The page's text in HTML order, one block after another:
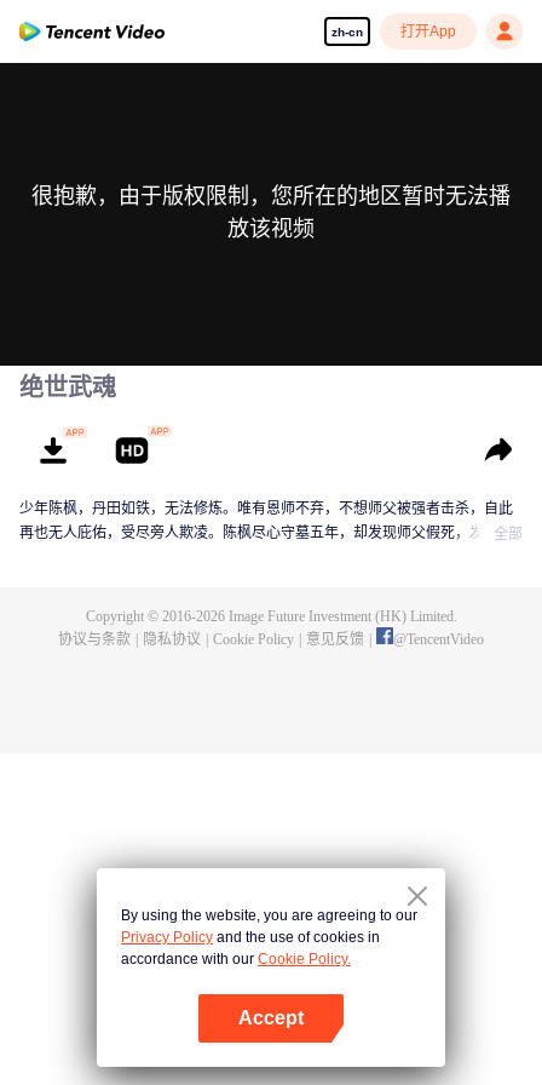
zh-cn 打开App
很抱歉，由于版权限制，您所在的地区暂时无法播
放该视频
绝世武魂
少年陈枫，丹田如铁，无法修炼。唯有恩师不弃，不想师父被强者击杀，自此
再也无人庇佑，受尽旁人欺凌。陈枫尽心守墓五年，却发现师父假死，发现师
全部
Copyright © 2016-2026Image Future Investment (HK) Limited.
协议与条款
隐私协议 Cookie Policy 意见反馈 @TencentVideo
By using the website, you are agreeing to our
Privacy Policy and the use of cookies in
accordance with our Cookie Policy.
Accept